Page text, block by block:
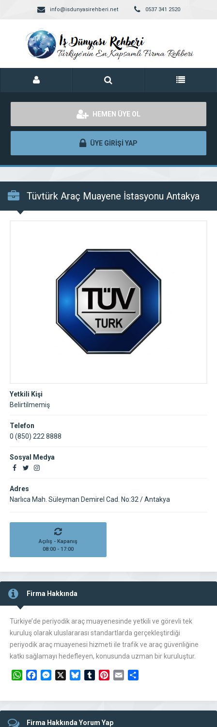
info@isdunyasirehberi.net 0537 341 2520
HEMEN ÜYE OL
ÜYE GİRİŞİ YAP
Tüvtürk Araç Muayene İstasyonu Antakya
Yetkili Kişi
Belirtilmemiş
Telefon
0 (850) 222 8888
Sosyal Medya
Adres
Narlıca Mah. Süleyman Demirel Cad. No:32 / Antakya
Açılış - Kapanış
08:00 - 17:00
Firma Hakkında
Türkiye’de periyodik araç muayenesinde yetkili ve görevli tek
kuruluş olarak uluslararası standartlarda gerçekleştirdiği
periyodik araç muayenesi hizmeti ile trafik ve araç güvenliğine
katkı sağlamayı hedefleyen, konusunda uzman bir kuruluştur.
WhatsAppFacebookMessengerBlueskyTumblrPinterest
Email
Firma Hakkında Yorum Yap